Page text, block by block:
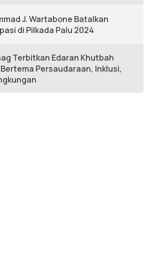
J. Wartabone Batalkan
di Pilkada Palu 2024
Terbitkan Edaran Khutbah
Persaudaraan, Inklusi,